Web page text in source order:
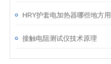
接触电阻测试仪技术原理